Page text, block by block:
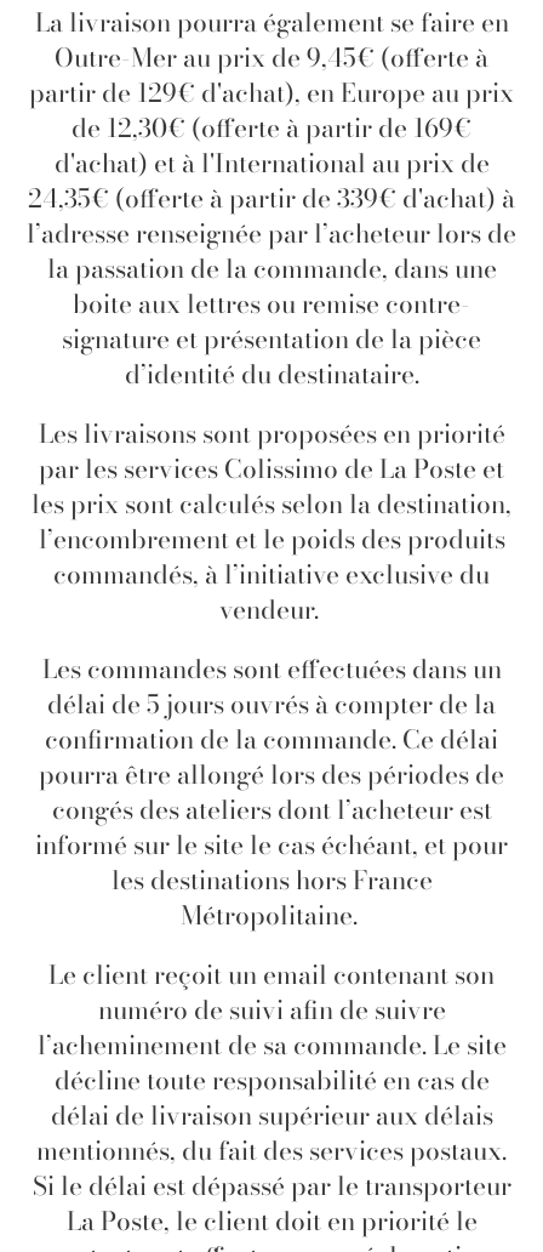
La livraison pourra également se faire en
Outre-Mer au prix de 9,45€ (offerte à
partir de 129€ d'achat), en Europe au prix
de 12,30€ (offerte à partir de 169€
d'achat) et à l'International au prix de
24,35€ (offerte à partir de 339€ d'achat) à
l’adresse renseignée par l’acheteur lors de
la passation de la commande, dans une
boite aux lettres ou remise contre-
signature et présentation de la pièce
d’identité du destinataire.
Les livraisons sont proposées en priorité
par les services Colissimo de La Poste et
les prix sont calculés selon la destination,
l’encombrement et le poids des produits
commandés, à l’initiative exclusive du
vendeur.
Les commandes sont effectuées dans un
délai de 5 jours ouvrés à compter de la
confirmation de la commande. Ce délai
pourra être allongé lors des périodes de
congés des ateliers dont l’acheteur est
informé sur le site le cas échéant, et pour
les destinations hors France
Métropolitaine.
Le client reçoit un email contenant son
numéro de suivi afin de suivre
l’acheminement de sa commande. Le site
décline toute responsabilité en cas de
délai de livraison supérieur aux délais
mentionnés, du fait des services postaux.
Si le délai est dépassé par le transporteur
La Poste, le client doit en priorité le